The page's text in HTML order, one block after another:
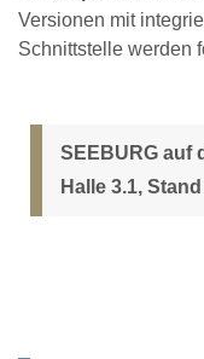
Versionen mit
Schnittstelle werden
SEEBURG auf
Halle 3.1,